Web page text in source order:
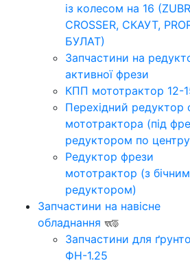
із колесом на 16
CROSSER, СКАУТ,
БУЛАТ)
Запчастини на
активної фрези
КПП мототрактор 12-
Перехідний редуктор
мототрактора (під
редуктором по
Редуктор фрези
мототрактор (з бічним
редуктором)
Запчастини на навісне
обладнання
Запчастини для
ФН-1.25